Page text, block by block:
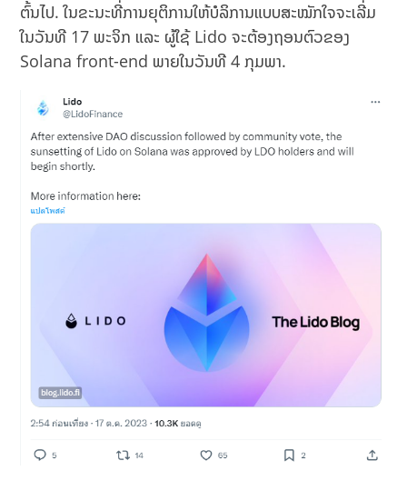
ຕົ້ນໄປ. ໃນຂະນະທີ່ການຍຸຕິການໃຫ້ບໍລິການແບບສະໝັກໃຈຈະເລີ່ມ
ໃນວັນທີ 17 ພະຈິກ ແລະ ຜູ້ໃຊ້ Lido ຈະຕ້ອງຖອນຕົວຂອງ
Solana front-end ພາຍໃນວັນທີ 4 ກຸມພາ.